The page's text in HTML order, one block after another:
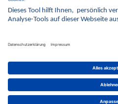
Kontakt
Wir behalten uns vor, für ausgewählte Münzen
Alle Angebote freibleibend solange der
Münzen von HISTORIA